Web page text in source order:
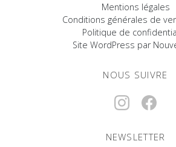
Mentions légales
Conditions générales de
Politique de
Site WordPress par
NOUS SUIVRE
NEWSLETTER